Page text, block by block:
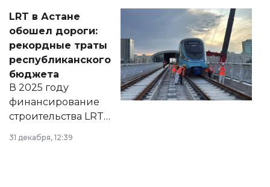
документ
появился в базе
нормативных
правовых актов и
на сайте маслихат
города.
LRT в Астане
обошел дороги:
рекордные траты
республиканского
бюджета
В 2025 году
финансирование
строительства LRT
в Астане из
республиканского
31 декабря, 12:39